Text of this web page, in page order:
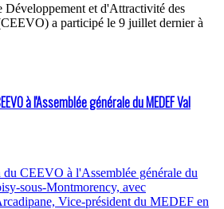
et d'Attractivité des
a participé le 9 juillet dernier à
à l'Assemblée générale du MEDEF Val